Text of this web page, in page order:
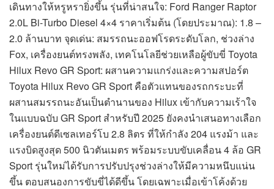
เดินทางให้หรูหรายิ่งขึ้น รุ่นที่น่าสนใจ: Ford Ranger Raptor
2.0L Bi-Turbo Diesel 4×4 ราคาเริ่มต้น (โดยประมาณ): 1.8 –
2.0 ล้านบาท จุดเด่น: สมรรถนะออฟโรดระดับโลก, ช่วงล่าง
Fox, เครื่องยนต์ทรงพลัง, เทคโนโลยีช่วยเหลือผู้ขับขี่ Toyota
Hilux Revo GR Sport: ผสานความแกร่งและความสปอร์ต
Toyota Hilux Revo GR Sport คือตัวแทนของรถกระบะที่
ผสานสมรรถนะอันเป็นตำนานของ Hilux เข้ากับความเร้าใจ
ในแบบฉบับ GR Sport สำหรับปี 2025 ยังคงนำเสนอทางเลือก
เครื่องยนต์ดีเซลเทอร์โบ 2.8 ลิตร ที่ให้กำลัง 204 แรงม้า และ
แรงบิดสูงสุด 500 นิวตันเมตร พร้อมระบบขับเคลื่อน 4 ล้อ GR
Sport รุ่นใหม่ได้รับการปรับปรุงช่วงล่างให้มีความหนึบแน่น
ขึ้น ตอบสนองการขับขี่ได้ดีขึ้น โดยเฉพาะเมื่อเข้าโค้งด้วย